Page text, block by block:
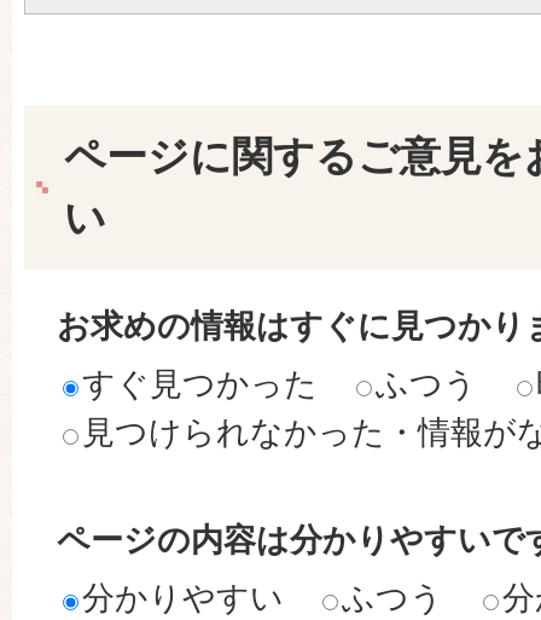
ページに関するご意見を
い
お求めの情報はすぐに見つかり
すぐ見つかった
ふつう
見つけられなかった・情報が
ページの内容は分かりやすいで
分かりやすい
ふつう